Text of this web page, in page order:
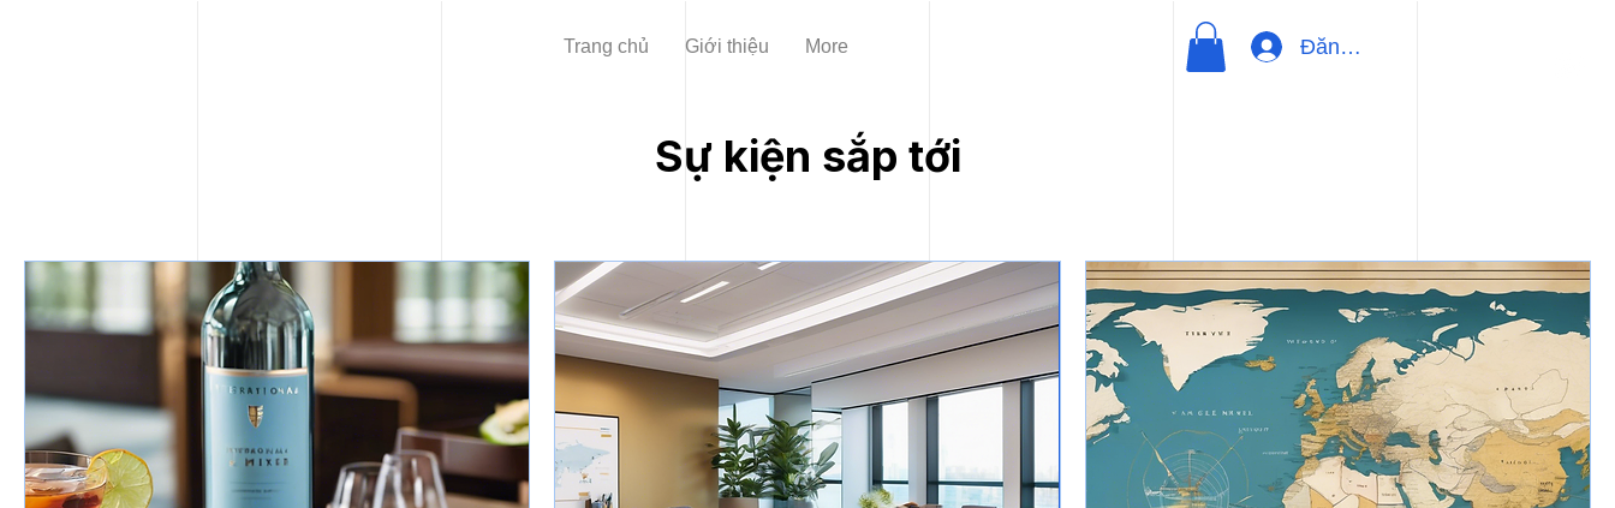
Trang chủ Giới thiệu More Đăng nhập
Sự kiện sắp tới